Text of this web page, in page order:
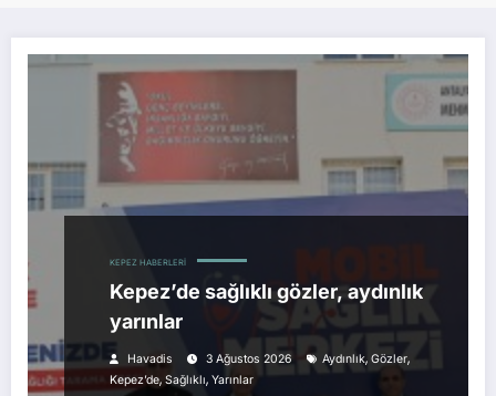
KEPEZ HABERLERI
Kepez’de sağlıklı gözler, aydınlık
yarınlar
Havadis 3 Ağustos 2026 Aydınlık, Gözler,
Kepez’de, Sağlıklı, Yarınlar